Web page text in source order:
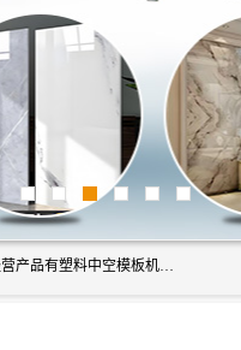
艾斯曼(张家港)技术工程设备有限公司是一家以新型建材生产设备生产制造，公司的主要经营产品有塑料中空模板机器、PET片材设备、可降解餐盒设备、树脂瓦设备、管材生产线、琉璃瓦设备等，艾斯曼机械在国内及国外享有较高盛誉拥有众多长期合作的老客户。